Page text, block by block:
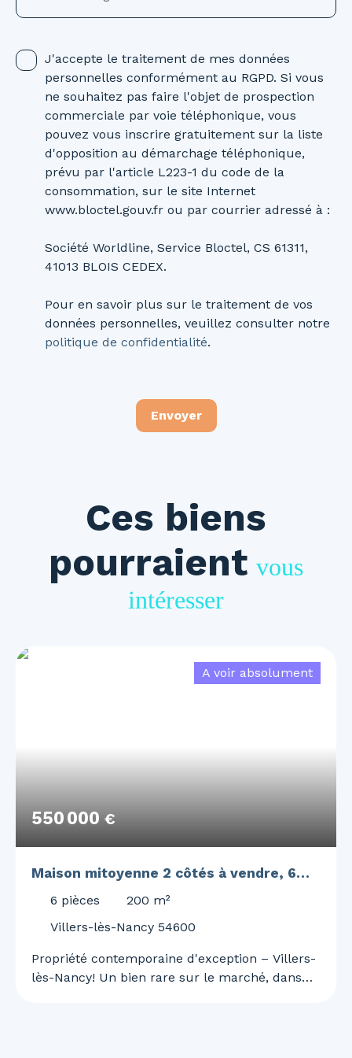
J'accepte le traitement de mes données
personnelles conformément au RGPD. Si vous
ne souhaitez pas faire l'objet de prospection
commerciale par voie téléphonique, vous
pouvez vous inscrire gratuitement sur la liste
d'opposition au démarchage téléphonique,
prévu par l'article L223-1 du code de la
consommation, sur le site Internet
www.bloctel.gouv.fr ou par courrier adressé à :
Société Worldline, Service Bloctel, CS 61311,
41013 BLOIS CEDEX.
Pour en savoir plus sur le traitement de vos
données personnelles, veuillez consulter notre
politique de confidentialité.
Envoyer
Ces biens
pourraient vous
intéresser
550 000 €
A voir absolument
Maison mitoyenne 2 côtés à vendre, 6
pièces - Villers-lès-Nancy 54600
6 pièces 200 m²
Villers-lès-Nancy 54600
Propriété contemporaine d'exception – Villers-
lès-Nancy! Un bien rare sur le marché, dans